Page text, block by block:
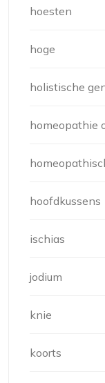
hoesten
hoge
holistische
homeopathie
hoofdkussens
ischias
jodium
knie
koorts